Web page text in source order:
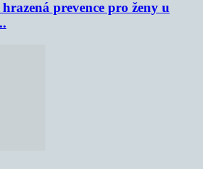
prevence pro ženy u